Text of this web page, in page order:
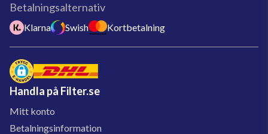
Betalningsalternativ
Klarna Swish Kortbetalning
Handla på Filter.se
Mitt konto
Betalningsinformation